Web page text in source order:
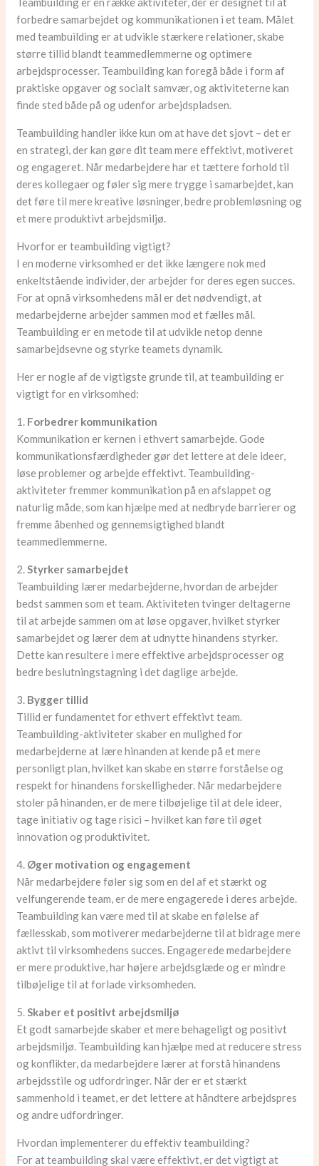
forbedre samarbejdet og kommunikationen i et team. Målet
med teambuilding er at udvikle stærkere relationer, skabe
større tillid blandt teammedlemmerne og optimere
arbejdsprocesser. Teambuilding kan foregå både i form af
praktiske opgaver og socialt samvær, og aktiviteterne kan
finde sted både på og udenfor arbejdspladsen.
Teambuilding handler ikke kun om at have det sjovt – det er
en strategi, der kan gøre dit team mere effektivt, motiveret
og engageret. Når medarbejdere har et tættere forhold til
deres kollegaer og føler sig mere trygge i samarbejdet, kan
det føre til mere kreative løsninger, bedre problemløsning og
et mere produktivt arbejdsmiljø.
Hvorfor er teambuilding vigtigt?
I en moderne virksomhed er det ikke længere nok med
enkeltstående individer, der arbejder for deres egen succes.
For at opnå virksomhedens mål er det nødvendigt, at
medarbejderne arbejder sammen mod et fælles mål.
Teambuilding er en metode til at udvikle netop denne
samarbejdsevne og styrke teamets dynamik.
Her er nogle af de vigtigste grunde til, at teambuilding er
vigtigt for en virksomhed:
1. Forbedrer kommunikation
Kommunikation er kernen i ethvert samarbejde. Gode
kommunikationsfærdigheder gør det lettere at dele ideer,
løse problemer og arbejde effektivt. Teambuilding-
aktiviteter fremmer kommunikation på en afslappet og
naturlig måde, som kan hjælpe med at nedbryde barrierer og
fremme åbenhed og gennemsigtighed blandt
teammedlemmerne.
2.Styrker samarbejdet
Teambuilding lærer medarbejderne, hvordan de arbejder
bedst sammen som et team. Aktiviteten tvinger deltagerne
til at arbejde sammen om at løse opgaver, hvilket styrker
samarbejdet og lærer dem at udnytte hinandens styrker.
Dette kan resultere i mere effektive arbejdsprocesser og
bedre beslutningstagning i det daglige arbejde.
3. Bygger tillid
Tillid er fundamentet for ethvert effektivt team.
Teambuilding-aktiviteter skaber en mulighed for
medarbejderne at lære hinanden at kende på et mere
personligt plan, hvilket kan skabe en større forståelse og
respekt for hinandens forskelligheder. Når medarbejdere
stoler på hinanden, er de mere tilbøjelige til at dele ideer,
tage initiativ og tage risici – hvilket kan føre til øget
innovation og produktivitet.
4. Øger motivation og engagement
Når medarbejdere føler sig som en del af et stærkt og
velfungerende team, er de mere engagerede i deres arbejde.
Teambuilding kan være med til at skabe en følelse af
fællesskab, som motiverer medarbejderne til at bidrage mere
aktivt til virksomhedens succes. Engagerede medarbejdere
er mere produktive, har højere arbejdsglæde og er mindre
tilbøjelige til at forlade virksomheden.
5.Skaber et positivt arbejdsmiljø
Et godt samarbejde skaber et mere behageligt og positivt
arbejdsmiljø. Teambuilding kan hjælpe med at reducere stress
og konflikter, da medarbejdere lærer at forstå hinandens
arbejdsstile og udfordringer. Når der er et stærkt
sammenhold i teamet, er det lettere at håndtere arbejdspres
og andre udfordringer.
Hvordan implementerer du effektiv teambuilding?
For at teambuilding skal være effektivt, er det vigtigt at